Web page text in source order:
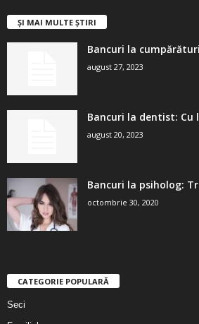
ȘI MAI MULTE ȘTIRI
Bancuri la
august 27, 2023
Bancuri la dentist: Cu
august 20, 2023
Bancuri la psiholog:
octombrie 30, 2020
CATEGORIE POPULARĂ
Seci